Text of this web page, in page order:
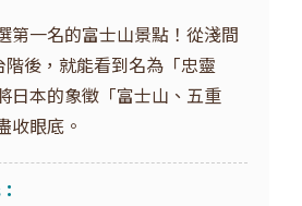
第一名的富士山景點！從淺間
後，就能看到名為「忠靈
日本的象徵「富士山、五重
收眼底。